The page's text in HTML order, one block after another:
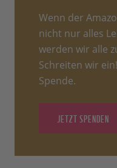
Wenn der
nicht nur alles
werden wir alle
Schreiten wir
Spende.
JETZT SPENDEN